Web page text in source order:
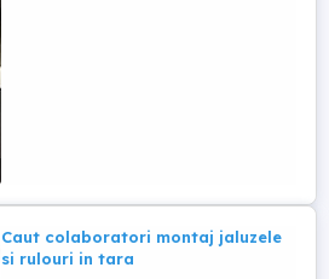
Caut colaboratori montaj jaluzele
si rulouri in tara